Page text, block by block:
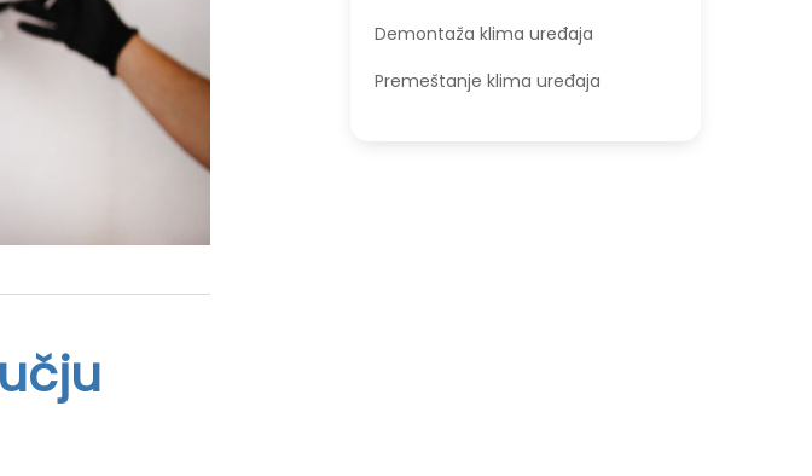
Demontaža klima uređaja
Premeštanje klima uređaja